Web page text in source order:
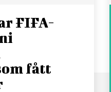
FIFA-
fått